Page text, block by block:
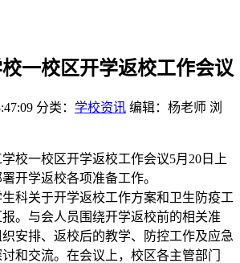
一校区开学返校工作会议
分类： 学校资讯 编辑：杨老师 浏
校一校区开学返校工作会议5月20日上
开学返校各项准备工作。
科关于开学返校工作方案和卫生防疫工
。与会人员围绕开学返校前的相关准
安排、返校后的教学、防控工作及应急
和交流。在会议上，校区各主管部门